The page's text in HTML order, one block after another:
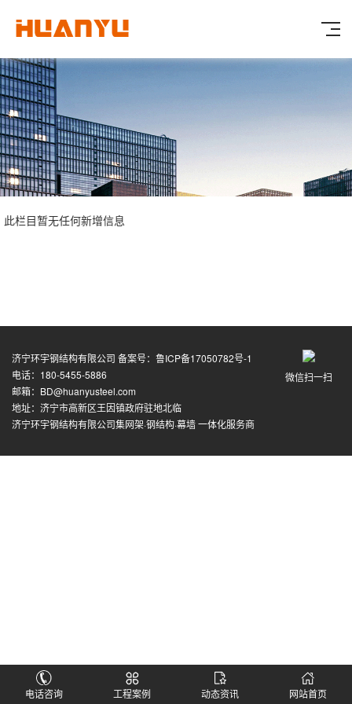
此栏目暂无任何新增信息
微信扫一扫
济宁环宇钢结构有限公司 备案号： 鲁ICP备17050782号-1
电话：180-5455-5886
邮箱：BD@huanyusteel.com
地址：济宁市高新区王因镇政府驻地北临
济宁环宇钢结构有限公司集网架·钢结构·幕墙 一体化服务商
电话咨询 工程案例 动态资讯 网站首页